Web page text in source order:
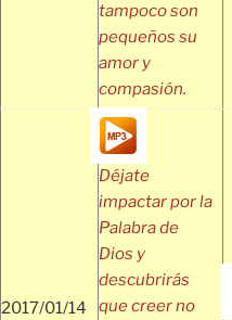
tampoco son
pequeños su
amor y
compasión.
2017/01/14
Déjate
impactar por la
Palabra de
Dios y
descubrirás
que creer no